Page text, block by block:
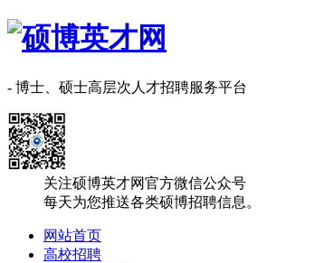
- 博士、硕士高层次人才招聘服务平台
关注硕博英才网官方微信公众号
每天为您推送各类硕博招聘信息。
网站首页
高校招聘